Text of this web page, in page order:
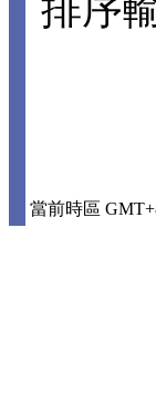
排序
當前時區